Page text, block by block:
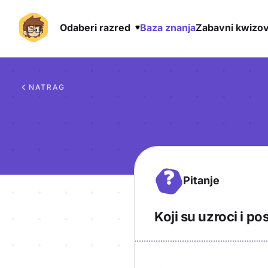
Odaberi razred Baza znanjaZabavni
NATRAG
? Pitanje
Koji su uzroci i